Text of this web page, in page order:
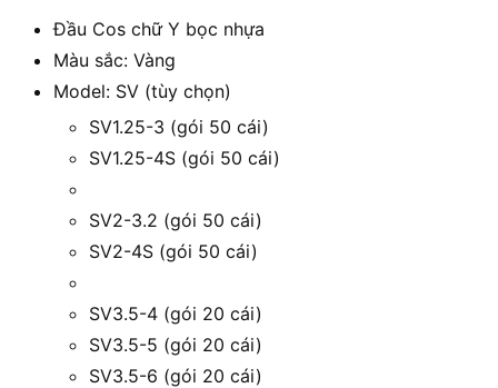
Đầu Cos chữ Y bọc nhựa
Màu sắc: Vàng
Model: SV (tùy chọn)
SV1.25-3 (gói 50 cái)
SV1.25-4S (gói 50 cái)
SV2-3.2 (gói 50 cái)
SV2-4S (gói 50 cái)
SV3.5-4 (gói 20 cái)
SV3.5-5 (gói 20 cái)
SV3.5-6 (gói 20 cái)